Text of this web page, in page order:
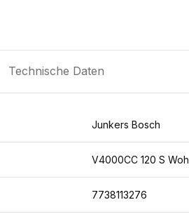
Technische Daten
Junkers Bosch
V4000CC 120 S
7738113276